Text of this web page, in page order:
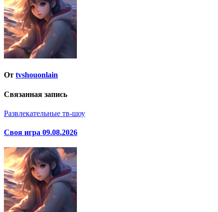
От tvshouonlain
Связанная запись
Развлекательные тв-шоу
Своя игра 09.08.2026